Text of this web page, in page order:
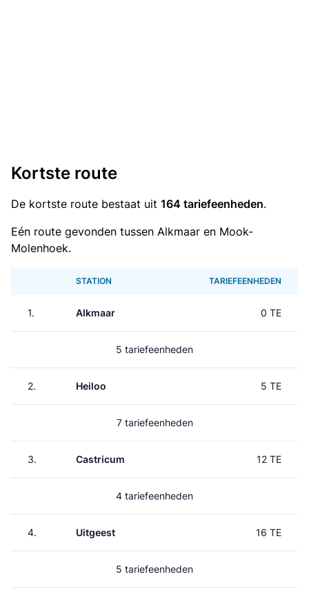
Kortste route
De kortste route bestaat uit 164 tariefeenheden.
Eén route gevonden tussen Alkmaar en Mook-
Molenhoek.
STATION TARIEFEENHEDEN
1. Alkmaar 0 TE
5 tariefeenheden
2. Heiloo 5 TE
7 tariefeenheden
3. Castricum 12 TE
4 tariefeenheden
4. Uitgeest 16 TE
5 tariefeenheden